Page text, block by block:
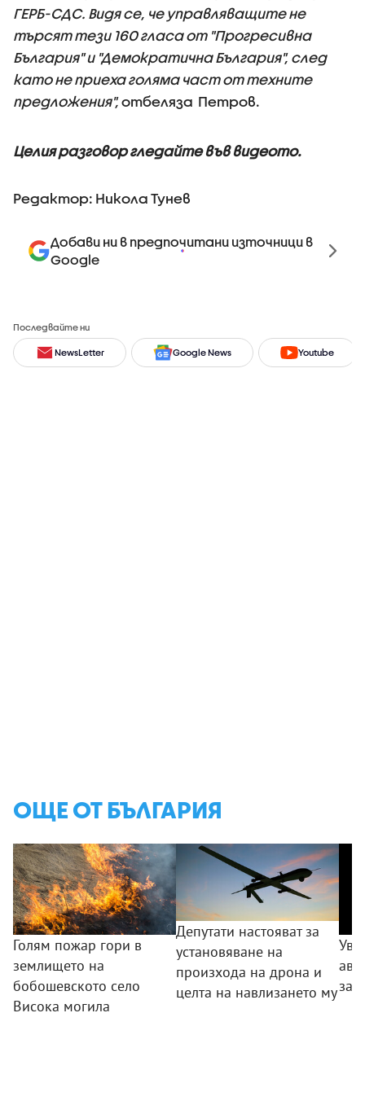
ГЕРБ-СДС. Видя се, че управляващите не
търсят тези 160 гласа от "Прогресивна
България" и "Демократична България", след
като не приеха голяма част от техните
предложения",отбеляза Петров.
Целия разговор гледайте във видеото.
Редактор: Никола Тунев
Добави ни в предпочитани източници в
Google
Последвайте ни
NewsLetter Google News Youtube
ОЩЕ ОТ БЪЛГАРИЯ
Голям пожар гори в
землището на
бобошевското село
Висока могила
Депутати настояват за
установяване на
произхода на дрона и
целта на навлизането му